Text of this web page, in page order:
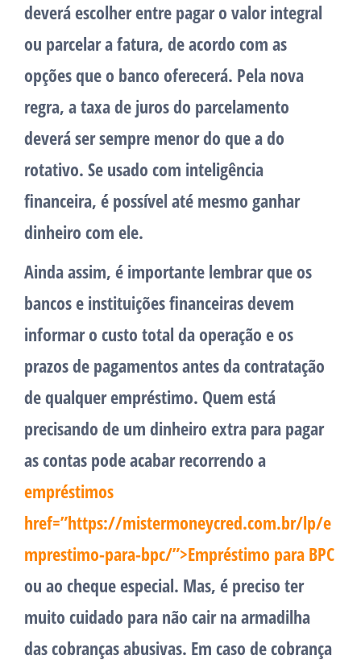
deverá escolher entre pagar o valor integral
ou parcelar a fatura, de acordo com as
opções que o banco oferecerá. Pela nova
regra, a taxa de juros do parcelamento
deverá ser sempre menor do que a do
rotativo. Se usado com inteligência
financeira, é possível até mesmo ganhar
dinheiro com ele.
Ainda assim, é importante lembrar que os
bancos e instituições financeiras devem
informar o custo total da operação e os
prazos de pagamentos antes da contratação
de qualquer empréstimo. Quem está
precisando de um dinheiro extra para pagar
as contas pode acabar recorrendo a
empréstimos
href=”https://mistermoneycred.com.br/lp/e
mprestimo-para-bpc/”>Empréstimo para BPC
ou ao cheque especial. Mas, é preciso ter
muito cuidado para não cair na armadilha
das cobranças abusivas. Em caso de cobrança